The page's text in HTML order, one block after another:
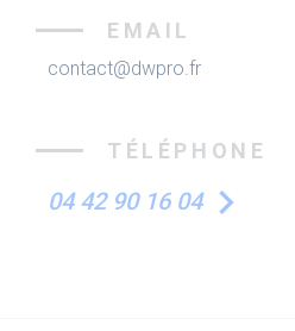
EMAIL
contact@dwpro.fr
TÉLÉPHONE
04 42 90 16 04